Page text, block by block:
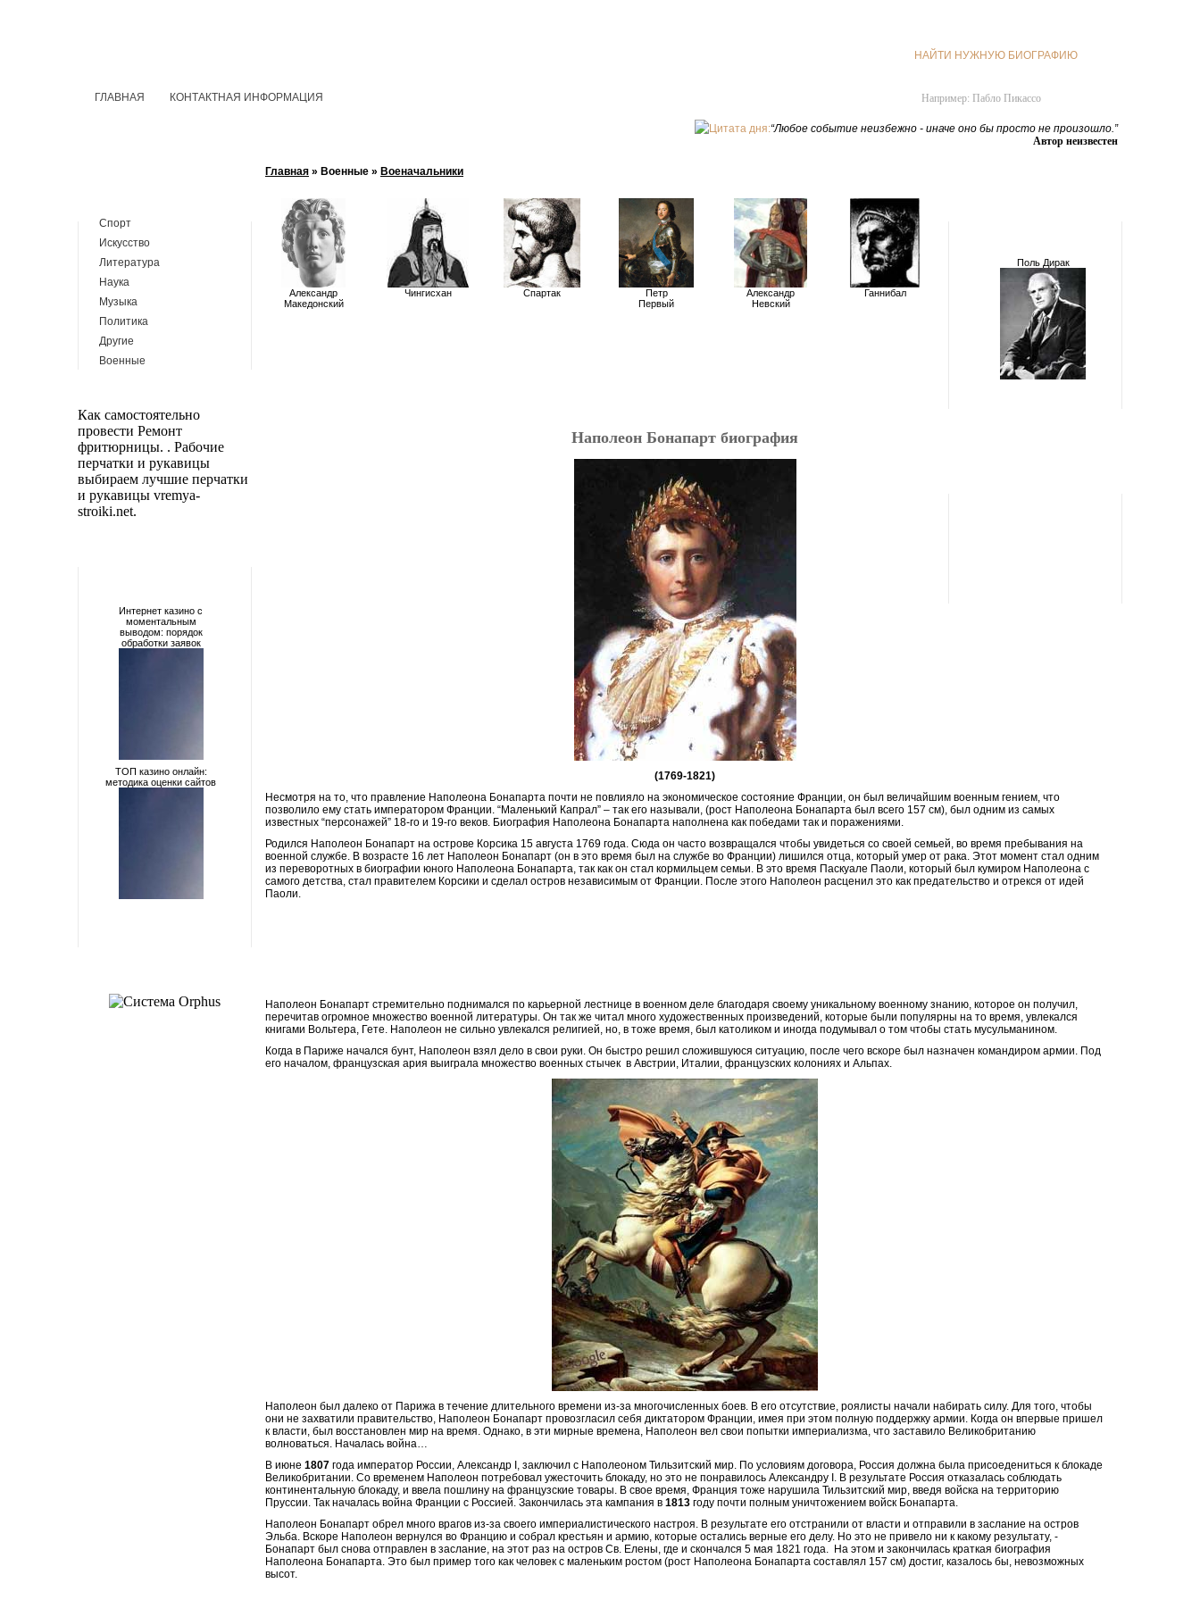
Главная » Военные » Военачальники
Александр
Македонский
Чингисхан Спартак
Петр
Первый
Александр
Невский
Ганнибал
Наполеон Бонапарт биография
(1769-1821)
Несмотря на то, что правление Наполеона Бонапарта почти не повлияло на экономическое состояние Франции, он был величайшим военным гением, что
позволило ему стать императором Франции. “Маленький Капрал” – так его называли, (рост Наполеона Бонапарта был всего 157 см), был одним из самых
известных “персонажей” 18-го и 19-го веков. Биография Наполеона Бонапарта наполнена как победами так и поражениями.
Родился Наполеон Бонапарт на острове Корсика 15 августа 1769 года. Сюда он часто возвращался чтобы увидеться со своей семьей, во время пребывания на
военной службе. В возрасте 16 лет Наполеон Бонапарт (он в это время был на службе во Франции) лишился отца, который умер от рака. Этот момент стал одним
из переворотных в биографии юного Наполеона Бонапарта, так как он стал кормильцем семьи. В это время Паскуале Паоли, который был кумиром Наполеона с
самого детства, стал правителем Корсики и сделал остров независимым от Франции. После этого Наполеон расценил это как предательство и отрекся от идей
Паоли.
Наполеон Бонапарт стремительно поднимался по карьерной лестнице в военном деле благодаря своему уникальному военному знанию, которое он получил,
перечитав огромное множество военной литературы. Он так же читал много художественных произведений, которые были популярны на то время, увлекался
книгами Вольтера, Гете. Наполеон не сильно увлекался религией, но, в тоже время, был католиком и иногда подумывал о том чтобы стать мусульманином.
Когда в Париже начался бунт, Наполеон взял дело в свои руки. Он быстро решил сложившуюся ситуацию, после чего вскоре был назначен командиром армии. Под
его началом, французская ария выиграла множество военных стычек в Австрии, Италии, французских колониях и Альпах.
Наполеон был далеко от Парижа в течение длительного времени из-за многочисленных боев. В его отсутствие, роялисты начали набирать силу. Для того, чтобы
они не захватили правительство, Наполеон Бонапарт провозгласил себя диктатором Франции, имея при этом полную поддержку армии. Когда он впервые пришел
к власти, был восстановлен мир на время. Однако, в эти мирные времена, Наполеон вел свои попытки империализма, что заставило Великобританию
волноваться. Началась война…
В июне 1807 года император России, Александр I, заключил с Наполеоном Тильзитский мир. По условиям договора, Россия должна была присоедениться к блокаде
Великобритании. Со временем Наполеон потребовал ужесточить блокаду, но это не понравилось Александру I. В результате Россия отказалась соблюдать
континентальную блокаду, и ввела пошлину на французские товары. В свое время, Франция тоже нарушила Тильзитский мир, введя войска на территорию
Пруссии. Так началась война Франции с Россией. Закончилась эта кампания в 1813 году почти полным уничтожением войск Бонапарта.
Наполеон Бонапарт обрел много врагов из-за своего империалистического настроя. В результате его отстранили от власти и отправили в заслание на остров
Эльба. Вскоре Наполеон вернулся во Францию и собрал крестьян и армию, которые остались верные его делу. Но это не привело ни к какому результату, -
Бонапарт был снова отправлен в заслание, на этот раз на остров Св. Елены, где и скончался 5 мая 1821 года. На этом и закончилась краткая биография
Наполеона Бонапарта. Это был пример того как человек с маленьким ростом (рост Наполеона Бонапарта составлял 157 см) достиг, казалось бы, невозможных
высот.
ГЛАВНАЯ КОНТАКТНАЯ ИНФОРМАЦИЯ
НАЙТИ НУЖНУЮ БИОГРАФИЮ
Например: Пабло Пикассо
“Любое событие неизбежно - иначе оно бы просто не произошло.”
Цитата дня:
Автор неизвестен
Спорт
Искусство
Литература
Наука
Музыка
Политика
Другие
Военные
Как самостоятельно
провести Ремонт
фритюрницы. . Рабочие
перчатки и рукавицы
выбираем лучшие перчатки
и рукавицы vremya-
stroiki.net.
Интернет казино с
моментальным
выводом: порядок
обработки заявок
ТОП казино онлайн:
методика оценки сайтов
Поль Дирак